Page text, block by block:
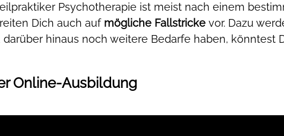
Psychotherapie ist meist nach einem
Dich auch auf mögliche Fallstricke vor. Dazu
hinaus noch weitere Bedarfe haben, könntest
Online-Ausbildung